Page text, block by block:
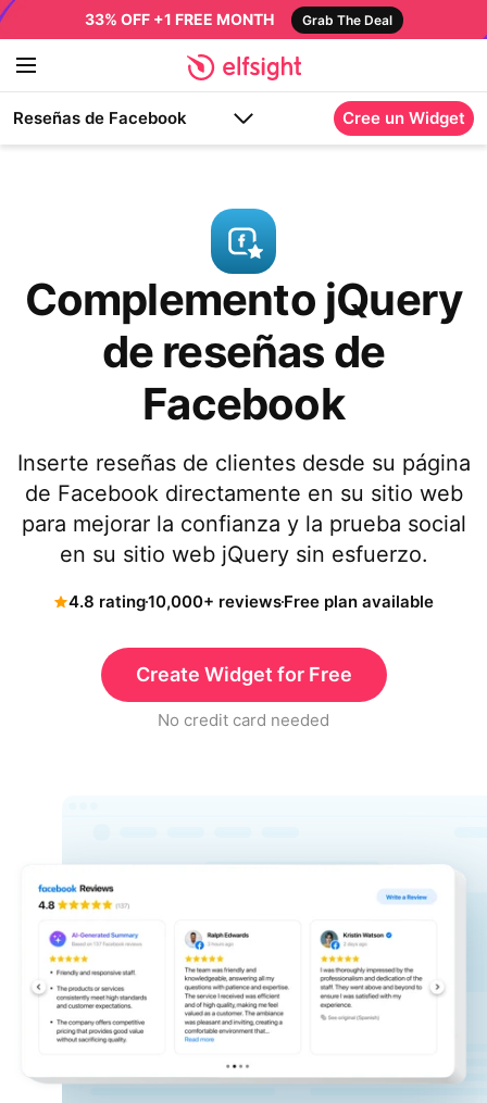
33% OFF +1 FREE MONTH Grab The Deal
Reseñas de Facebook Cree un Widget
Complemento jQuery
de reseñas de
Facebook
Inserte reseñas de clientes desde su página
de Facebook directamente en su sitio web
para mejorar la confianza y la prueba social
en su sitio web jQuery sin esfuerzo.
4.8 rating10,000+ reviewsFree plan available
Create Widget for Free
No credit card needed